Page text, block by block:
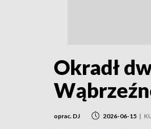
Okradł
oprac. DJ 2026-06-15 |